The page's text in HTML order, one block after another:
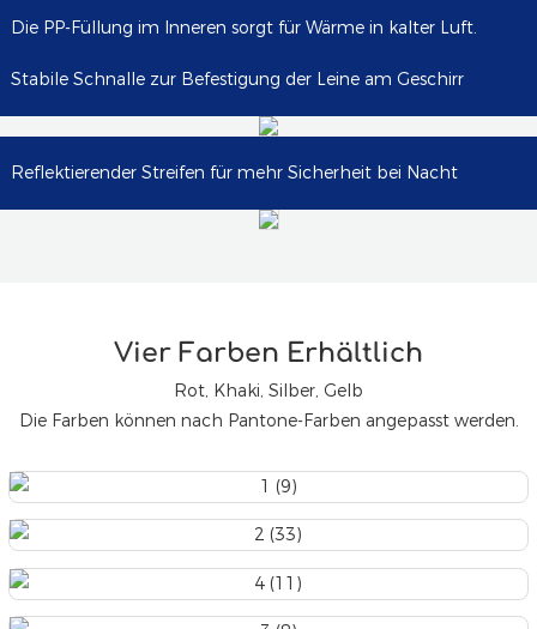
Die PP-Füllung im Inneren sorgt für Wärme in kalter Luft.
Stabile Schnalle zur Befestigung der Leine am Geschirr
Reflektierender Streifen für mehr Sicherheit bei Nacht
Vier Farben Erhältlich
Rot, Khaki, Silber, Gelb
Die Farben können nach Pantone-Farben angepasst werden.